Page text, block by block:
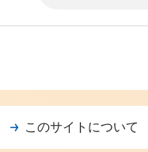
このサイトについて